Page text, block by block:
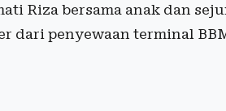
Riza bersama anak dan
dari penyewaan terminal